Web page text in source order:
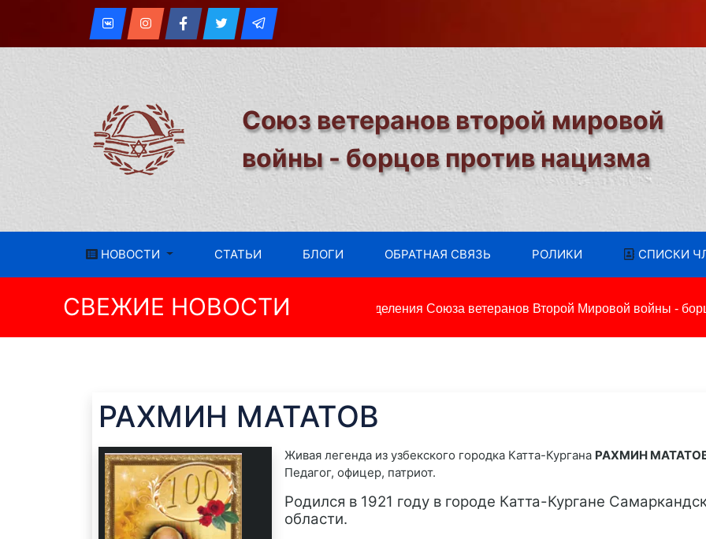
Союз ветеранов второй мировой
войны - борцов против нацизма
НОВОСТИ СТАТЬИ БЛОГИ ОБРАТНАЯ СВЯЗЬ РОЛИКИ СПИСКИ
СВЕЖИЕ НОВОСТИВстреча Иерусалимского отделения Союза ветеранов Второй Мировой войны -
РАХМИН МАТАТОВ
Живая легенда из узбекского городка Катта-Кургана РАХМИН
Педагог, офицер, патриот.
Родился в 1921 году в городе Катта-Кургане
области.